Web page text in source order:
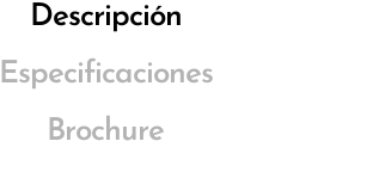
Descripción
Especificaciones
Brochure